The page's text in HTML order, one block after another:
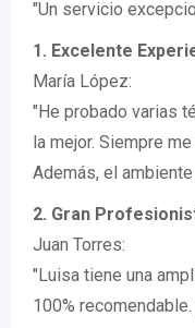
"Un servicio
1. Excelente
María López:
"He probado varias
la mejor. Siempre
Además, el
2. Gran
Juan Torres:
"Luisa tiene una
100%